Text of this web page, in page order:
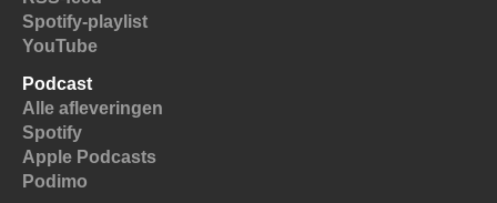
Spotify-playlist
YouTube
Podcast
Alle afleveringen
Spotify
Apple Podcasts
Podimo